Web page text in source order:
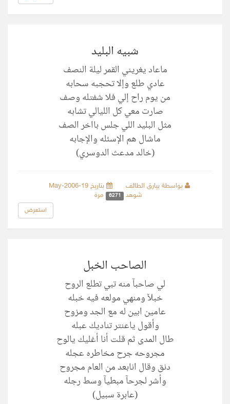
شبيه البليد
ماعاد يغريني القمر ليلة النصف
عادي طلع وإلا تحجبه سحابه
من يوم راح إلي فلا شفتله وصف
صارت معي كل الليالي تشابه
مثل البليد اللي جلس بااخر الصف
ماشال هم الإسئله والإجابه
(خالد مدعث الدوسري)
بواسطة بيارق الطائف
بتاريخ 19-May-2006
شوهد
6271 مرة
استعرض
الصاحب الخبل
لي صاحبآ منه تبي تطلع الروح
خبلآ ومنهي مولعه فيه خبله
عامين ابين له مع الجد ومزوح
وأقول ياعنتر تناديك عبله
طال المدى ثم قلت أنا أغليك يالوح
مجروحه جرح مخاطره عجله
دنق وقال انابعد من العام مجروح
وأشر لجرحآ مبطيآ وسط رجله
(عابرة سبيل)